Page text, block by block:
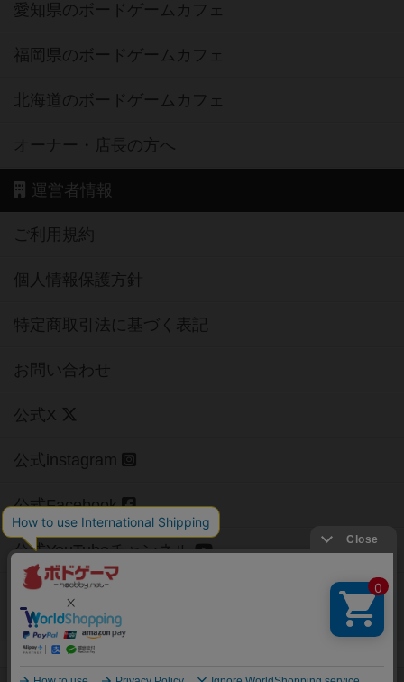
愛知県のボードゲームカフェ
福岡県のボードゲームカフェ
北海道のボードゲームカフェ
オーナー・店長の方へ
運営者情報
ご利用規約
個人情報保護方針
特定商取引法に基づく表記
お問い合わせ
公式X
公式instagram
公式Facebook
公式YouTubeチャンネル